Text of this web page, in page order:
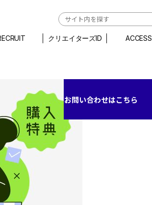
クリエイターズID ACCESS
お問い合わせはこちら